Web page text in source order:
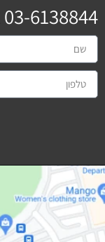
03-6138844